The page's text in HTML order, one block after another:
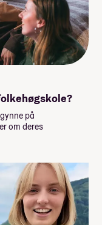
på
om deres